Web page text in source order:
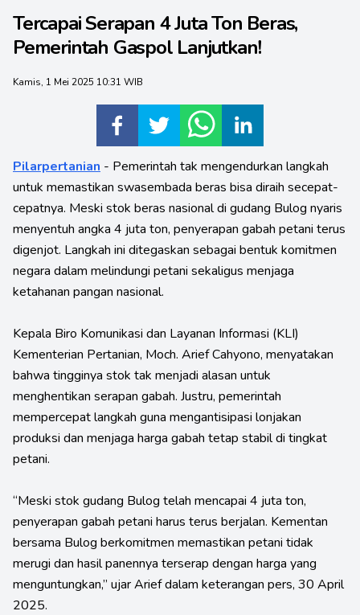
Tercapai Serapan 4 Juta Ton Beras,
Pemerintah Gaspol Lanjutkan!
Kamis, 1 Mei 2025 10:31 WIB
Pilarpertanian - Pemerintah tak mengendurkan langkah
untuk memastikan swasembada beras bisa diraih secepat-
cepatnya. Meski stok beras nasional di gudang Bulog nyaris
menyentuh angka 4 juta ton, penyerapan gabah petani terus
digenjot. Langkah ini ditegaskan sebagai bentuk komitmen
negara dalam melindungi petani sekaligus menjaga
ketahanan pangan nasional.
Kepala Biro Komunikasi dan Layanan Informasi (KLI)
Kementerian Pertanian, Moch. Arief Cahyono, menyatakan
bahwa tingginya stok tak menjadi alasan untuk
menghentikan serapan gabah. Justru, pemerintah
mempercepat langkah guna mengantisipasi lonjakan
produksi dan menjaga harga gabah tetap stabil di tingkat
petani.
“Meski stok gudang Bulog telah mencapai 4 juta ton,
penyerapan gabah petani harus terus berjalan. Kementan
bersama Bulog berkomitmen memastikan petani tidak
merugi dan hasil panennya terserap dengan harga yang
menguntungkan,” ujar Arief dalam keterangan pers, 30 April
2025.